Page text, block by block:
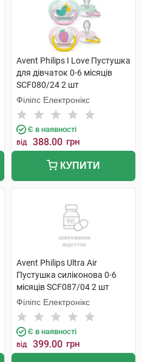
Avent Philips I Love Пустушка
для дівчаток 0-6 місяців
SCF080/24 2 шт
Філіпс Електронікс
Є в наявності
від 388.00 грн
КУПИТИ
Avent Philips Ultra Air
Пустушка силіконова 0-6
місяців SCF087/04 2 шт
Філіпс Електронікс
Є в наявності
від 399.00 грн